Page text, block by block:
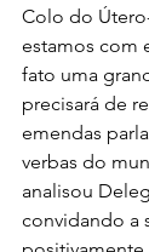
Colo do
estamos com
fato uma
precisará de
emendas
verbas do
analisou
convidando a